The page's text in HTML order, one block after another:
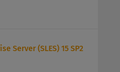
Server (SLES) 15 SP2